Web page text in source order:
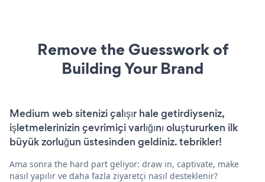
Remove the Guesswork of
Building Your Brand
Medium web sitenizi çalışır hale getirdiyseniz,
işletmelerinizin çevrimiçi varlığını oluştururken ilk
büyük zorluğun üstesinden geldiniz. tebrikler!
Ama sonra the hard part geliyor: draw in, captivate, make
nasıl yapılır ve daha fazla ziyaretçi nasıl desteklenir?